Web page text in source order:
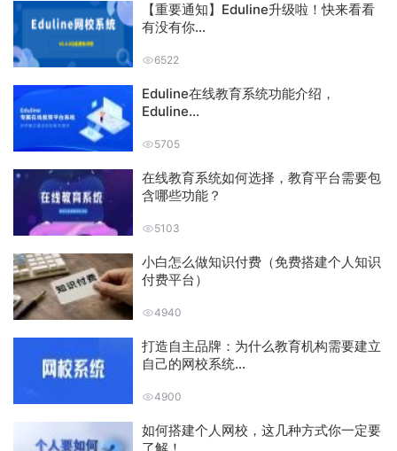
【重要通知】Eduline升级啦！快来看看
有没有你...
6522
Eduline在线教育系统功能介绍，
Eduline...
5705
在线教育系统如何选择，教育平台需要包
含哪些功能？
5103
小白怎么做知识付费（免费搭建个人知识
付费平台）
4940
打造自主品牌：为什么教育机构需要建立
自己的网校系统...
4900
如何搭建个人网校，这几种方式你一定要